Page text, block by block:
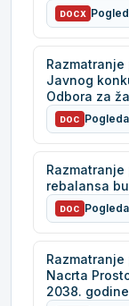
DOCX
Javnog
Odbora za
DOC
rebalansa
DOC
Nacrta
2038. godine